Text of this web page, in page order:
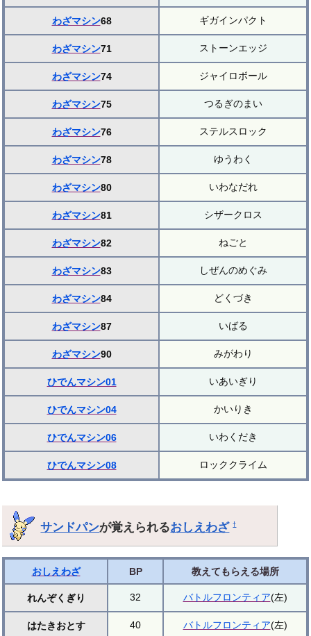
わざマシン68 ギガインパクト
わざマシン71 ストーンエッジ
わざマシン74 ジャイロボール
わざマシン75 つるぎのまい
わざマシン76 ステルスロック
わざマシン78 ゆうわく
わざマシン80 いわなだれ
わざマシン81 シザークロス
わざマシン82 ねごと
わざマシン83 しぜんのめぐみ
わざマシン84 どくづき
わざマシン87 いばる
わざマシン90 みがわり
ひでんマシン01 いあいぎり
ひでんマシン04 かいりき
ひでんマシン06 いわくだき
ひでんマシン08 ロッククライム
サンドパンが覚えられるおしえわざ †
おしえわざ BP 教えてもらえる場所
れんぞくぎり 32 バトルフロンティア(左)
はたきおとす 40 バトルフロンティア(左)